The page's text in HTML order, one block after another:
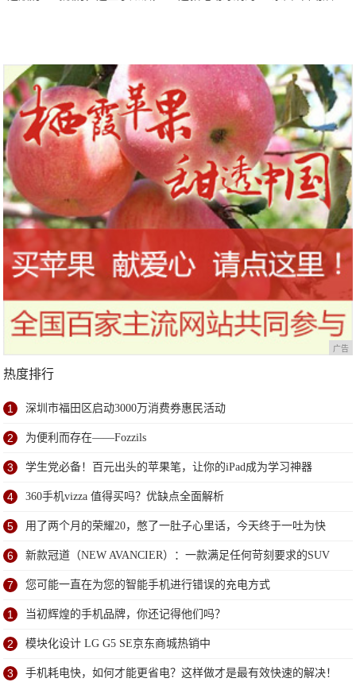
广告
热度排行
1 深圳市福田区启动3000万消费券惠民活动
2 为便利而存在——Fozzils
3 学生党必备！百元出头的苹果笔，让你的iPad成为学习神器
4 360手机vizza 值得买吗？优缺点全面解析
5 用了两个月的荣耀20，憋了一肚子心里话，今天终于一吐为快
6 新款冠道（NEW AVANCIER）：一款满足任何苛刻要求的SUV
7 您可能一直在为您的智能手机进行错误的充电方式
1 当初辉煌的手机品牌，你还记得他们吗？
2 模块化设计 LG G5 SE京东商城热销中
3 手机耗电快，如何才能更省电？这样做才是最有效快速的解决！